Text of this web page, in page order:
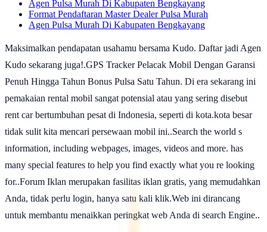
Agen Pulsa Murah Di Kabupaten Bengkayang
Format Pendaftaran Master Dealer Pulsa Murah
Agen Pulsa Murah Di Kabupaten Bengkayang
Maksimalkan pendapatan usahamu bersama Kudo. Daftar jadi Agen
Kudo sekarang juga!.GPS Tracker Pelacak Mobil Dengan Garansi
Penuh Hingga Tahun Bonus Pulsa Satu Tahun. Di era sekarang ini
pemakaian rental mobil sangat potensial atau yang sering disebut
rent car bertumbuhan pesat di Indonesia, seperti di kota.kota besar
tidak sulit kita mencari persewaan mobil ini..Search the world s
information, including webpages, images, videos and more. has
many special features to help you find exactly what you re looking
for..Forum Iklan merupakan fasilitas iklan gratis, yang memudahkan
Anda, tidak perlu login, hanya satu kali klik.Web ini dirancang
untuk membantu menaikkan peringkat web Anda di search Engine..